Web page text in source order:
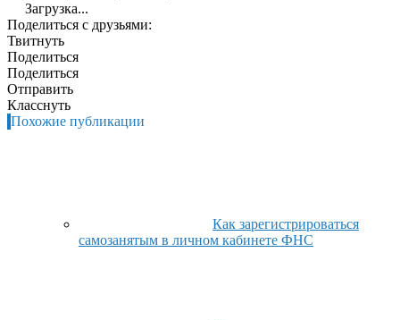
Загрузка...
Поделиться с друзьями:
Твитнуть
Поделиться
Поделиться
Отправить
Класснуть
Похожие публикации
Как зарегистрироваться
самозанятым в личном кабинете ФНС